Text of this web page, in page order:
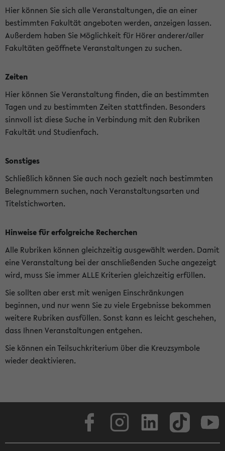
Hier können Sie sich alle Veranstaltungen, die an einer
bestimmten Fakultät angeboten werden, anzeigen lassen.
Außerdem haben Sie Möglichkeit für Hörer anderer/aller
Fakultäten geöffnete Veranstaltungen zu suchen.
Zeiten
Hier können Sie Veranstaltung finden, die an bestimmten
Tagen und zu bestimmten Zeiten stattfinden. Besonders
sinnvoll ist diese Suche in Verbindung mit den Rubriken
Fakultät und Studienfach.
Sonstiges
Schließlich können Sie auch noch gezielt nach bestimmten
Belegnummern suchen, nach Veranstaltungsarten und
Titelstichworten.
Hinweise für erfolgreiche Recherchen
Alle Rubriken können gleichzeitig ausgewählt werden. Damit
eine Veranstaltung bei der anschließenden Suche angezeigt
wird, muss Sie immer ALLE Kriterien gleichzeitig erfüllen.
Sie sollten aber erst mit wenigen Einschränkungen
beginnen, und nur wenn Sie zu viele Ergebnisse bekommen
weitere Rubriken ausfüllen. Sonst kann es leicht geschehen,
dass Ihnen Veranstaltungen entgehen.
Sie können ein Teilsuchkriterium über die Kreuzsymbole
wieder deaktivieren.